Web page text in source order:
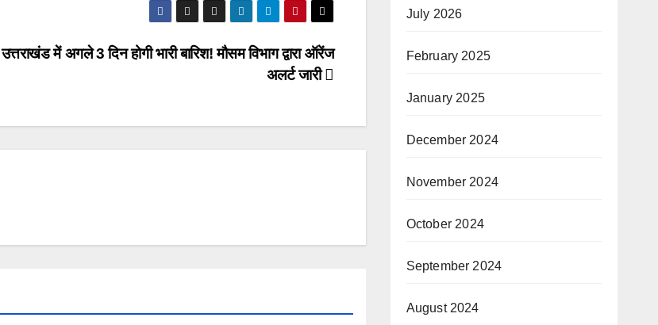
उत्तराखंड में अगले 3 दिन होगी भारी बारिश! मौसम विभाग द्वारा ऑरेंज
अलर्ट जारी
July 2026
February 2025
January 2025
December 2024
November 2024
October 2024
September 2024
August 2024